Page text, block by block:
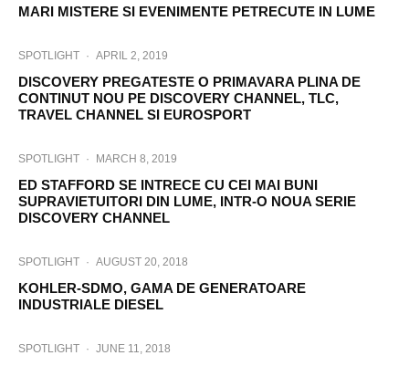
MARI MISTERE SI EVENIMENTE PETRECUTE IN LUME
SPOTLIGHT · APRIL 2, 2019
DISCOVERY PREGATESTE O PRIMAVARA PLINA DE
CONTINUT NOU PE DISCOVERY CHANNEL, TLC,
TRAVEL CHANNEL SI EUROSPORT
SPOTLIGHT · MARCH 8, 2019
ED STAFFORD SE INTRECE CU CEI MAI BUNI
SUPRAVIETUITORI DIN LUME, INTR-O NOUA SERIE
DISCOVERY CHANNEL
SPOTLIGHT · AUGUST 20, 2018
KOHLER-SDMO, GAMA DE GENERATOARE
INDUSTRIALE DIESEL
SPOTLIGHT · JUNE 11, 2018